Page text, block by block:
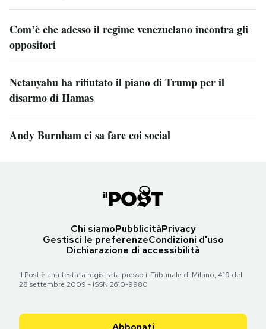
Com’è che adesso il regime venezuelano incontra gli
oppositori
Netanyahu ha rifiutato il piano di Trump per il
disarmo di Hamas
Andy Burnham ci sa fare coi social
Chi siamoPubblicitàPrivacy
Gestisci le preferenzeCondizioni d'uso
Dichiarazione di accessibilità
Il Post è una testata registrata presso il Tribunale di Milano, 419 del
28 settembre 2009 - ISSN 2610-9980